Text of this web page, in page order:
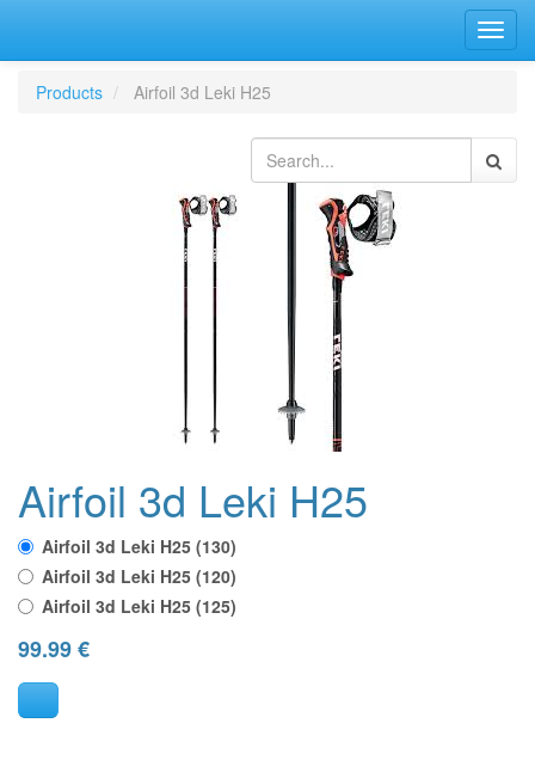
la
Products Airfoil 3d Leki H25
Airfoil 3d Leki H25
Airfoil 3d Leki H25 (130)
Airfoil 3d Leki H25 (120)
Airfoil 3d Leki H25 (125)
99.99€